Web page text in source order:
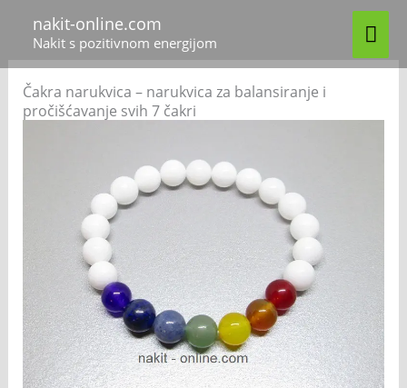
content
nakit-online.com
Nakit s pozitivnom energijom
Čakra narukvica – narukvica za balansiranje i
pročišćavanje svih 7 čakri